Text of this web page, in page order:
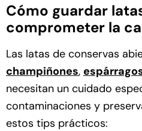
Cómo guardar
comprometer la
Las latas de conservas
champiñones,
necesitan un cuidado
contaminaciones y
estos tips prácticos: